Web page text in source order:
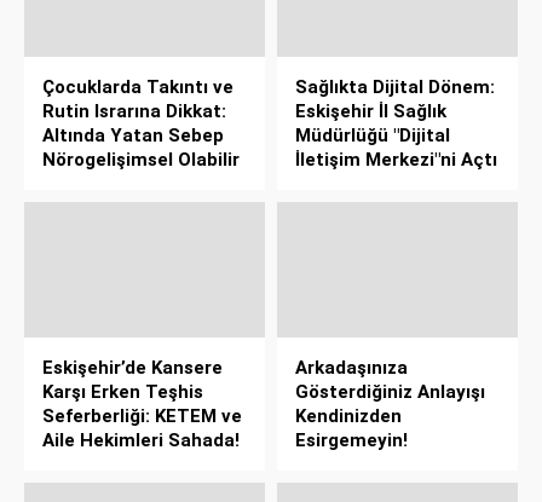
Çocuklarda Takıntı ve
Rutin Israrına Dikkat:
Altında Yatan Sebep
Nörogelişimsel Olabilir
Sağlıkta Dijital Dönem:
Eskişehir İl Sağlık
Müdürlüğü "Dijital
İletişim Merkezi"ni Açtı
Eskişehir’de Kansere
Karşı Erken Teşhis
Seferberliği: KETEM ve
Aile Hekimleri Sahada!
Arkadaşınıza
Gösterdiğiniz Anlayışı
Kendinizden
Esirgemeyin!